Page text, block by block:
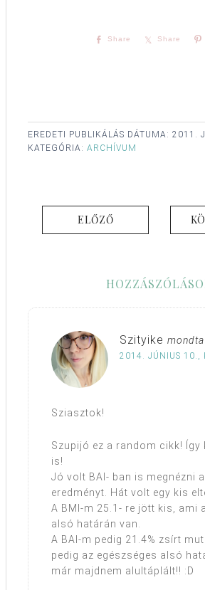
Share Share
EREDETI PUBLIKÁLÁS DÁTUMA: 2011.
KATEGÓRIA: ARCHÍVUM
ELŐZŐ
Szityike mondta
2014. JÚNIUS 10.,
Sziasztok!
Szupijó ez a random cikk! Így
is!
Jó volt BAI- ban is megnézni
eredményt. Hát volt egy kis
A BMI-m 25.1- re jött kis, ami
alsó határán van.
A BAI-m pedig 21.4% zsírt
pedig az egészséges alsó
már majdnem alultáplált!! :D